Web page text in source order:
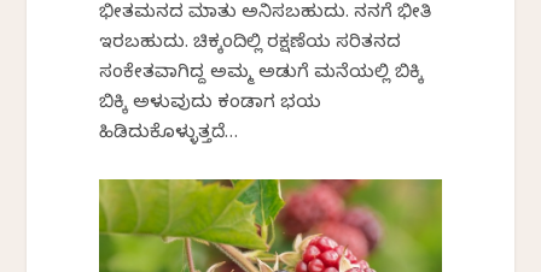
ಭೀತಮನದ ಮಾತು ಅನಿಸಬಹುದು. ನನಗೆ ಭೀತಿ
ಇರಬಹುದು. ಚಿಕ್ಕಂದಿಲ್ಲಿ ರಕ್ಷಣೆಯ ಸರಿತನದ
ಸಂಕೇತವಾಗಿದ್ದ ಅಮ್ಮ ಅಡುಗೆ ಮನೆಯಲ್ಲಿ ಬಿಕ್ಕಿ
ಬಿಕ್ಕಿ ಅಳುವುದು ಕಂಡಾಗ ಭಯ
ಹಿಡಿದುಕೊಳ್ಳುತ್ತದೆ…